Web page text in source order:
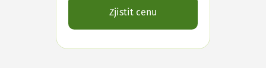
Zjistit cenu